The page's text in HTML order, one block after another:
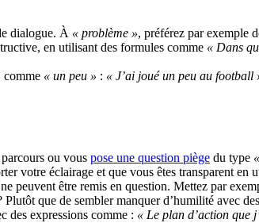
dialogue. À « problème », préférez par exemple
en utilisant des formules comme « Dans
comme « un peu » : « J’ai joué un peu au football
ou vous pose une question piège du type
votre éclairage et que vous êtes transparent en
peuvent être remis en question. Mettez par
que de sembler manquer d’humilité avec
des expressions comme : « Le plan d’action que